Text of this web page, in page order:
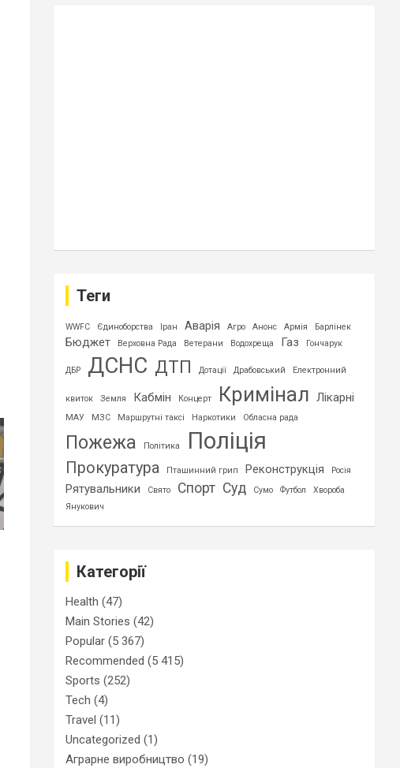
Теги
WWFC Єдиноборства Іран Аварія Агро Анонс Армія Барлінек
Бюджет Верховна Рада Ветерани Водохреща Газ Гончарук
ДБР ДСНС ДТП Дотації Драбовський Електронний
квиток Земля Кабмін Концерт Кримінал Лікарні
МАУ МЗС Маршрутні таксі Наркотики Обласна рада
Пожежа Політика Поліція
Прокуратура Пташинний грип Реконструкція Росія
Рятувальники Свято Спорт Суд Сумо Футбол
Хвороба
Янукович
Категорії
Health (47)
Main Stories (42)
Popular (5 367)
Recommended (5 415)
Sports (252)
Tech (4)
Travel (11)
Uncategorized (1)
Аграрне виробництво (19)